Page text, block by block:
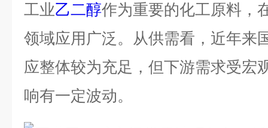
工业乙二醇作为重要的化工原料，
领域应用广泛。从供需看，近年来
应整体较为充足，但下游需求受宏
响有一定波动。